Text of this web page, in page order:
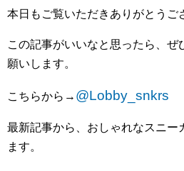
本日もご覧いただきありがとうご
この記事がいいなと思ったら、ぜ
願いします。
こちらから → @Lobby_snkrs
最新記事から、おしゃれなスニー
ます。